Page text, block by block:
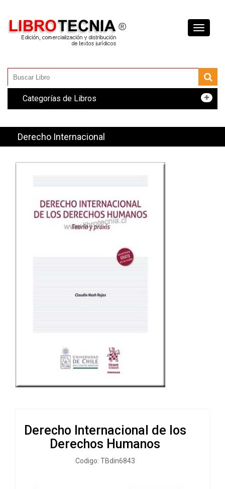
Toggle
Categorías de Libros
Derecho Internacional
Derecho Internacional de los
Derechos Humanos
Codigo: TBdin6843